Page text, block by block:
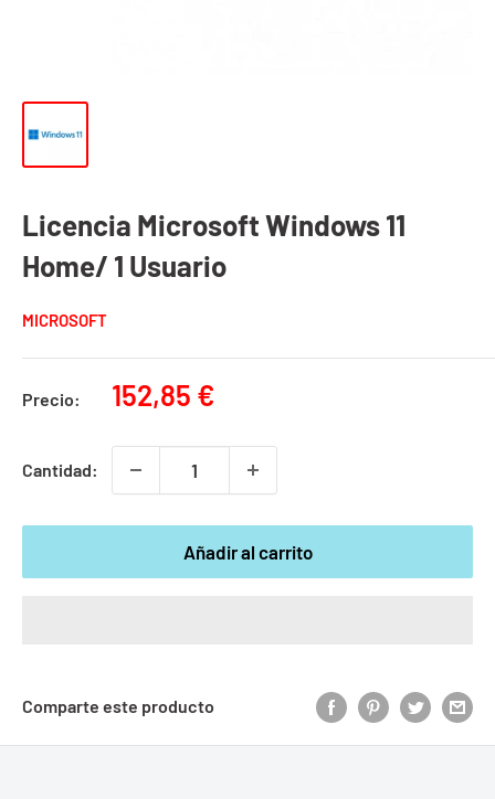
Licencia Microsoft Windows 11
Home/ 1 Usuario
MICROSOFT
Precio:
Precio
venta
152,85 €
Cantidad:
Añadir al carrito
Comparte este producto